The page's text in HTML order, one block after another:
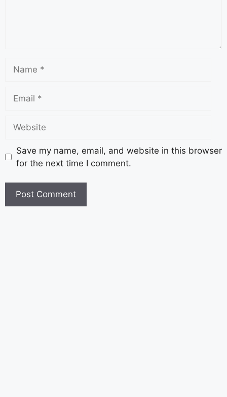
Save my name, email, and website in this browser
for the next time I comment.